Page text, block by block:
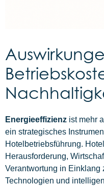
Energieeffizienz ist mehr
ein strategisches
Hotelbetriebsführung.
Herausforderung,
Verantwortung in
Technologien und